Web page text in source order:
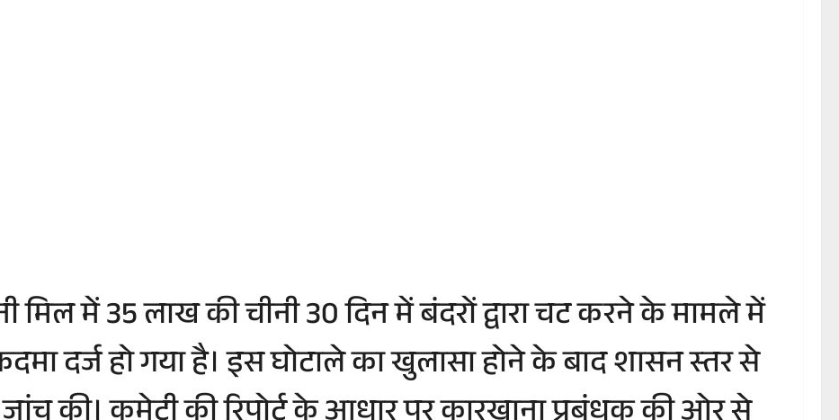
मिल में 35 लाख की चीनी 30 दिन में बंदरों द्वारा चट करने के मामले में
दर्ज हो गया है। इस घोटाले का खुलासा होने के बाद शासन स्तर से